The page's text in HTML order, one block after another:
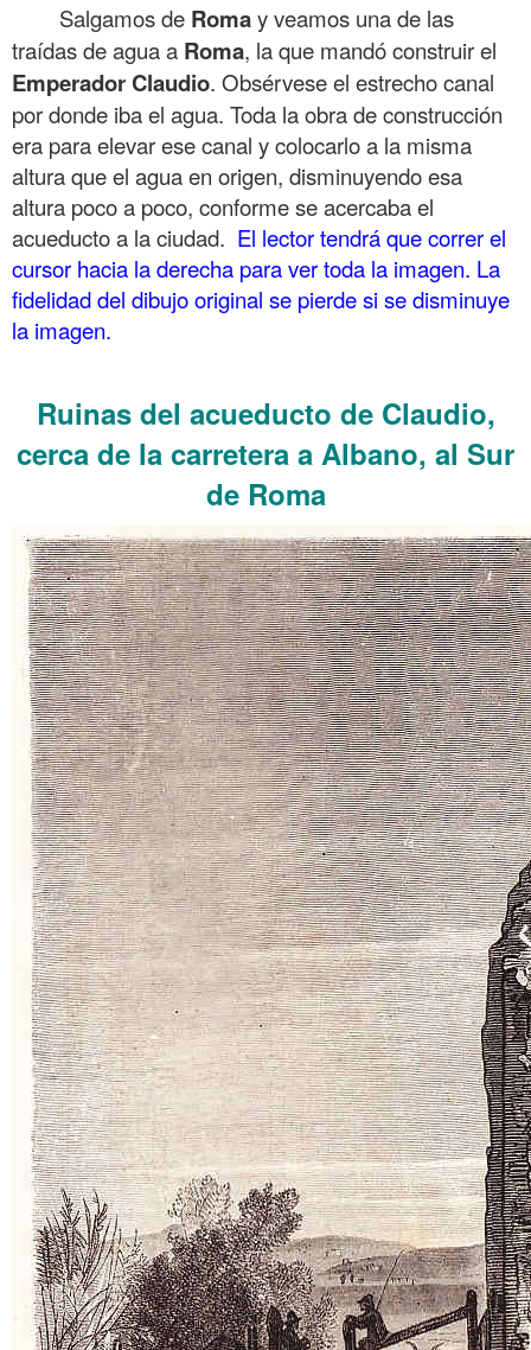
Salgamos de Romay veamos una de las
traídas de agua a Roma, la que mandó construir el
EmperadorClaudio. Obsérvese el estrecho canal
por donde iba el agua. Toda la obra de construcción
era para elevar ese canal y colocarlo a la misma
altura que el agua en origen, disminuyendo esa
altura poco a poco, conforme se acercaba el
acueducto a la ciudad. El lector tendrá que correr el
cursor hacia la derecha para ver toda la imagen. La
fidelidad del dibujo original se pierde si se disminuye
la imagen.
Ruinas del acueducto de Claudio,
cerca de la carretera a Albano, al Sur
de Roma